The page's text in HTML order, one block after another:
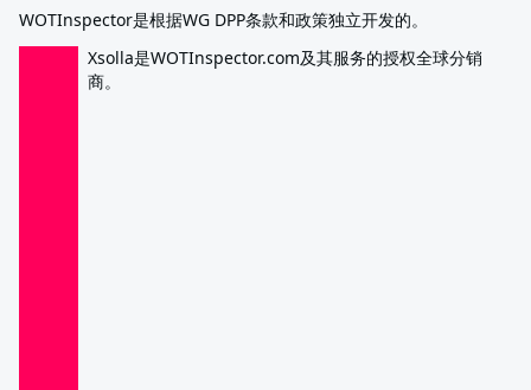
WOTInspector是根据WG DPP条款和政策独立开发的。
Xsolla是WOTInspector.com及其服务的授权全球分销
商。